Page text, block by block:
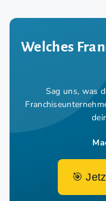
Welches
Sag uns, was
🎯